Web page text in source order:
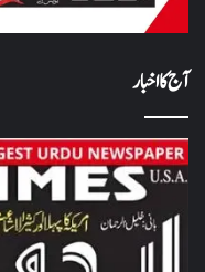
آج کا اخبار